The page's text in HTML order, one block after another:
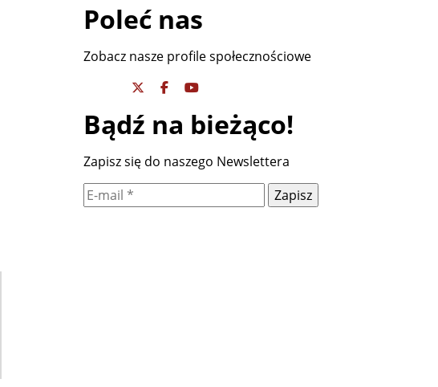
Poleć nas
Zobacz nasze profile społecznościowe
Bądź na bieżąco!
Zapisz się do naszego Newslettera